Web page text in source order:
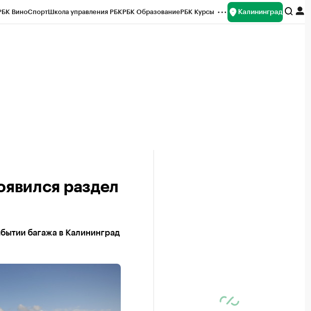
ВиноСпортШкола управления РБКРБК ОбразованиеРБК Курсы Калининград
раздел
багажа в Калининград